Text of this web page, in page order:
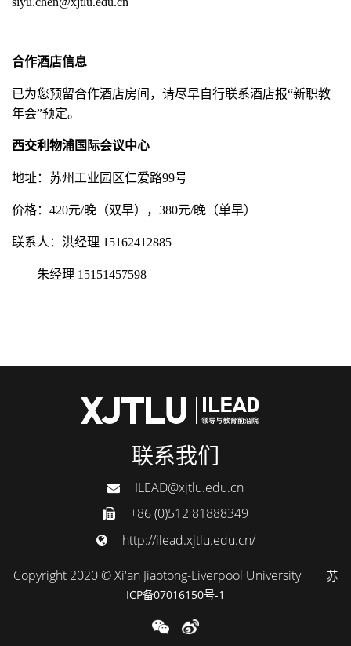
合作酒店信息
已为您预留合作酒店房间，请尽早自行联系酒店报“新职教
年会”预定。
西交利物浦国际会议中心
地址：苏州工业园区仁爱路99号
价格： 420元/晚（双早），380元/晚（单早）
联系人：洪经理 15162412885
朱经理 15151457598
联系我们
ILEAD@xjtlu.edu.cn
+86 (0)512 81888349
http://ilead.xjtlu.edu.cn/
Copyright 2020 © Xi'an Jiaotong-Liverpool University
苏
ICP备07016150号-1